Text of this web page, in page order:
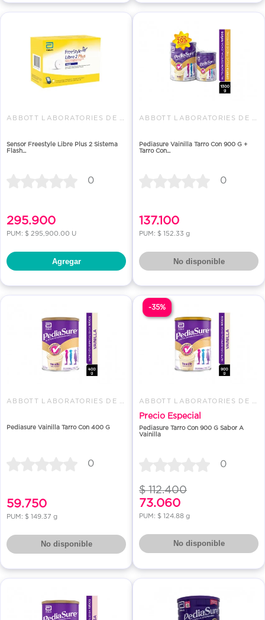
Sensor Freestyle Libre Plus 2 Sistema
Flash...
0
295.900
PUM: $ 295,900.00 U
Agregar
Pediasure Vainilla Tarro Con 900 G +
Tarro Con...
0
137.100
PUM: $ 152.33 g
No disponible
Pediasure Vainilla Tarro Con 400 G
0
59.750
PUM: $ 149.37 g
No disponible
Precio Especial
Pediasure Tarro Con 900 G Sabor A
Vainilla
0
$ 112.400
73.060
PUM: $ 124.88 g
No disponible
-35%